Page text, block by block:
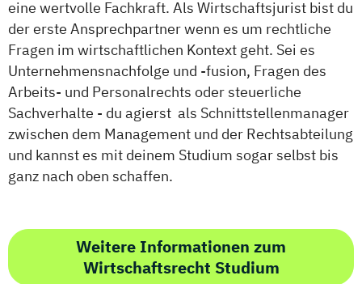
eine wertvolle Fachkraft. Als Wirtschaftsjurist bist du
der erste Ansprechpartner wenn es um rechtliche
Fragen im wirtschaftlichen Kontext geht. Sei es
Unternehmensnachfolge und -fusion, Fragen des
Arbeits- und Personalrechts oder steuerliche
Sachverhalte - du agierst als Schnittstellenmanager
zwischen dem Management und der Rechtsabteilung
und kannst es mit deinem Studium sogar selbst bis
ganz nach oben schaffen.
Weitere Informationen zum
Wirtschaftsrecht Studium